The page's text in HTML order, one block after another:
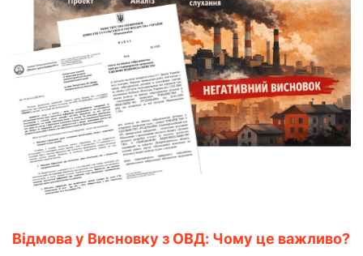
Відмова у Висновку з ОВД: Чому це важливо?